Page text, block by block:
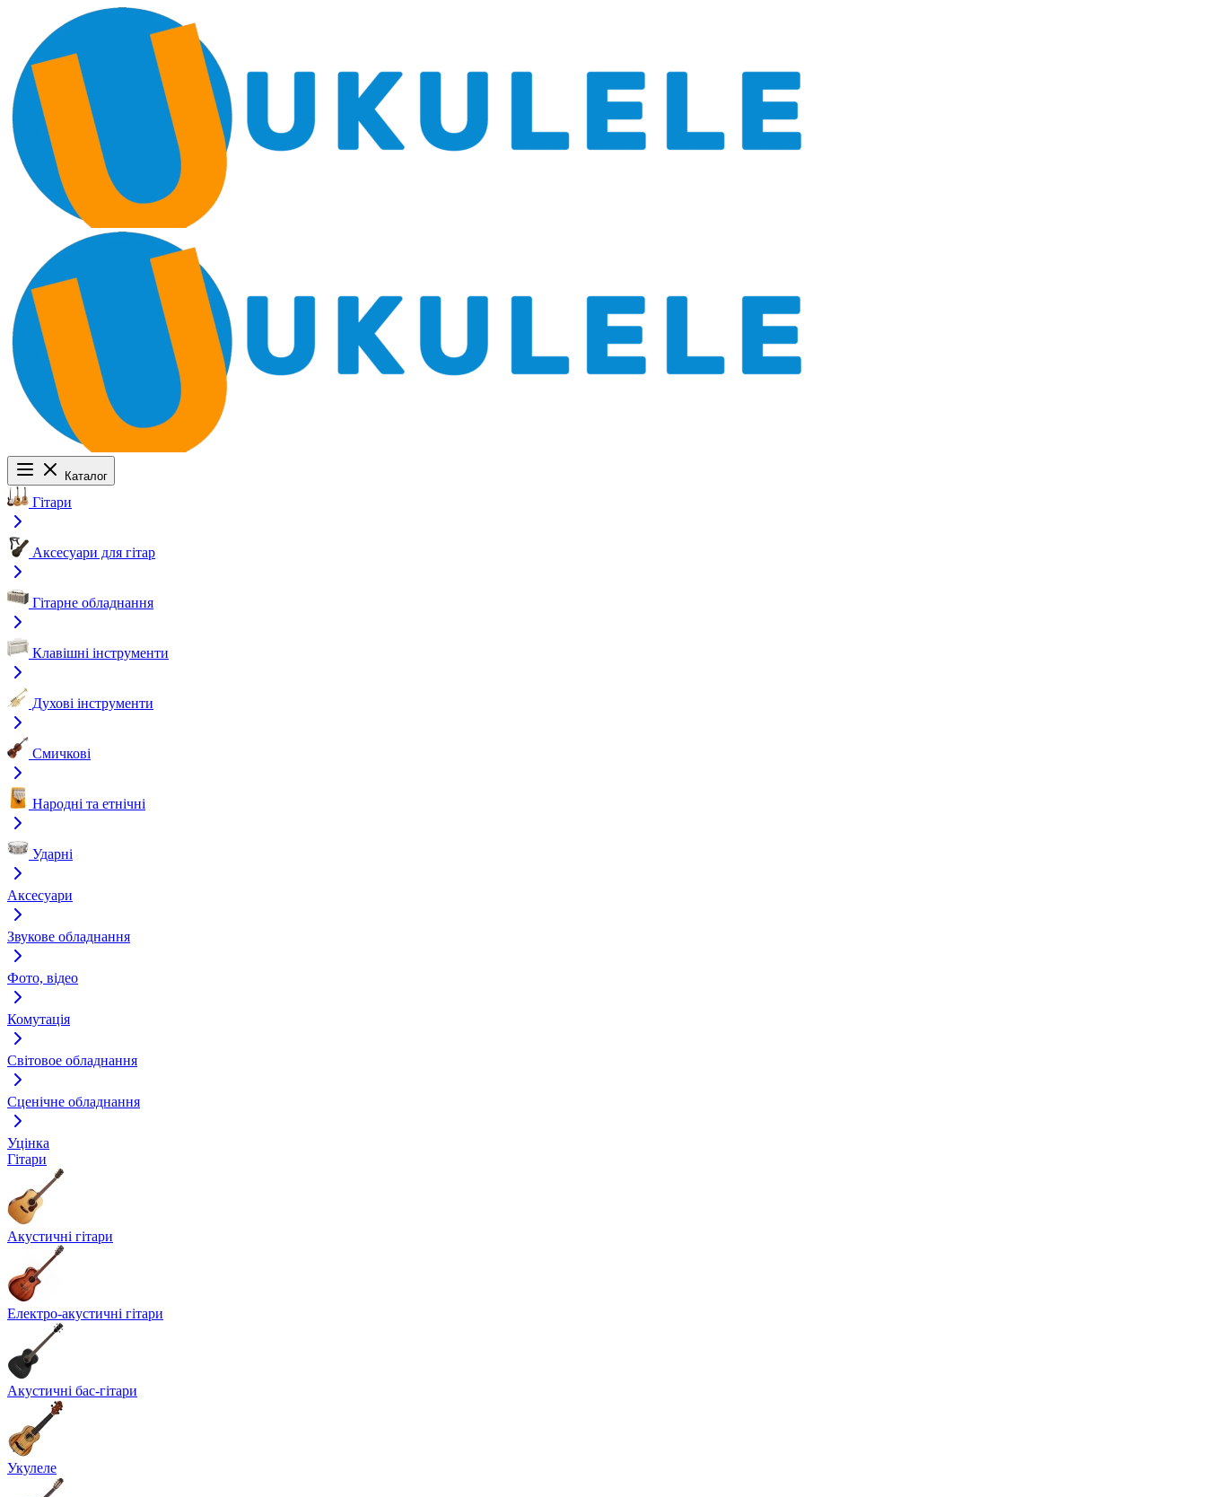
Каталог
Гітари
Аксесуари для гітар
Гітарне обладнання
Клавішні інструменти
Духові інструменти
Смичкові
Народні та етнічні
Ударні
Аксесуари
Звукове обладнання
Фото, відео
Комутація
Світовое обладнання
Сценічне обладнання
Уцінка
Гітари
Акустичні гітари
Електро-акустичні гітари
Акустичні бас-гітари
Укулеле